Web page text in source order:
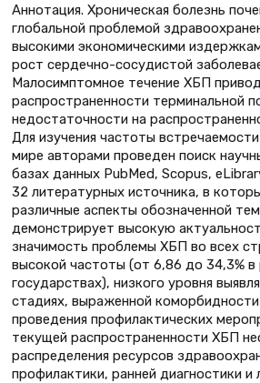
Аннотация. Хроническая болезнь
глобальной проблемой
высокими экономическими
рост сердечно-сосудистой
Малосимптомное течение ХБП
распространенности терминальной
недостаточности на
Для изучения частоты
мире авторами проведен поиск
базах данных PubMed, Scopus,
32 литературных источника, в
различные аспекты обозначенной
демонстрирует высокую
значимость проблемы ХБП во всех
высокой частоты (от 6,86 до 34,3% в
государствах), низкого уровня
стадиях, выраженной
проведения профилактических
текущей распространенности ХБП
распределения ресурсов
профилактики, ранней диагностики и